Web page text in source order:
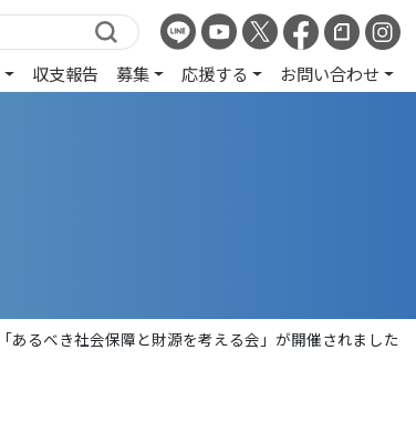
収支報告 募集 応援する お問い合わせ
「あるべき社会保障と財源を考える会」が開催されました